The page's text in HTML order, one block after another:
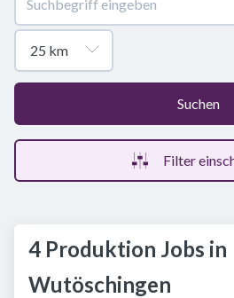
Suchen
Filter
4 Produktion Jobs in
Wutöschingen